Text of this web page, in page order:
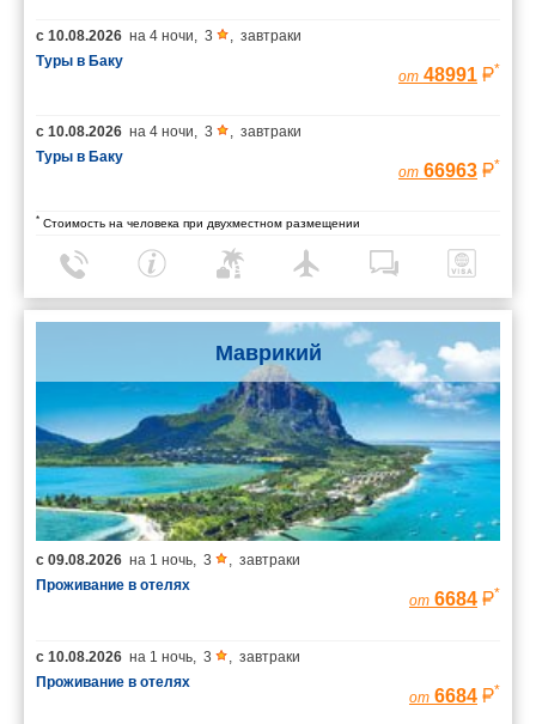
с 10.08.2026 на 4 ночи 3
завтраки
Туры в Баку
от 48991 *
с 10.08.2026 на 4 ночи 3
завтраки
Туры в Баку
от 66963 *
* Стоимость на человека при двухместном размещении
Маврикий
с 09.08.2026 на 1 ночь, 3 , завтраки
Проживание в отелях
от 6684 *
с 10.08.2026 на 1 ночь, 3 , завтраки
Проживание в отелях
от 6684 *